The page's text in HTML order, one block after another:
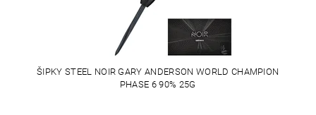
ŠIPKY STEEL NOIR GARY ANDERSON WORLD CHAMPION
PHASE 6 90% 25G